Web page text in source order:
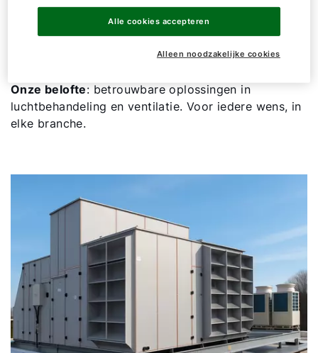
jarenlange kennis staat garant voor
toekomstbestendige installaties– efficiënt en
Onze belofte: betrouwbare oplossingen in
luchtbehandeling en ventilatie. Voor iedere wens, in
elke branche.
Hallo!
Hoe kunnen wij u helpen?
Ik ben professional
Alleen noodzakelijke cookies
Alle cookies accepteren